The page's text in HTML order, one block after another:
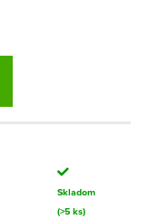
Skladom
(>5 ks)